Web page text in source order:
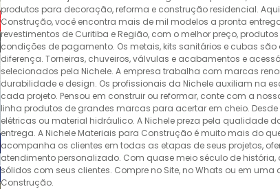
produtos para decoração, reforma e construção residencial.
Construção, você encontra mais de mil modelos a pronta
revestimentos de Curitiba e Região, com o melhor preço,
condições de pagamento. Os metais, kits sanitários e cubas
diferença. Torneiras, chuveiros, válvulas e acabamentos e
selecionados pela Nichele. A empresa trabalha com marcas
durabilidade e design. Os profissionais da Nichele auxiliam na
cada projeto. Pensou em construir ou reformar, conte com a
linha produtos de grandes marcas para acertar em cheio.
elétricas ou material hidráulico. A Nichele preza pela qualidade
entrega. A Nichele Materiais para Construção é muito mais do
acompanha os clientes em todas as etapas de seus projetos,
atendimento personalizado. Com quase meio século de
sólidos com seus clientes. Compre no Site, no Whats ou em uma
Construção.